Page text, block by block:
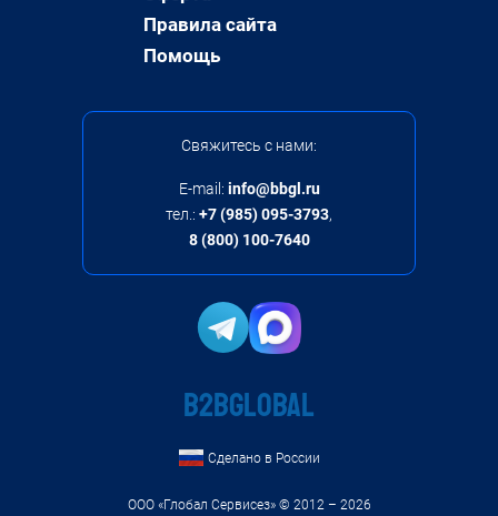
B2BGLOBAL
Сделано в России
ООО «Глобал Сервисез» © 2012 – 2026
Правила сайта
Помощь
Свяжитесь с нами:
E-mail: info@bbgl.ru
тел.: +7 (985) 095-3793,
8 (800) 100-7640